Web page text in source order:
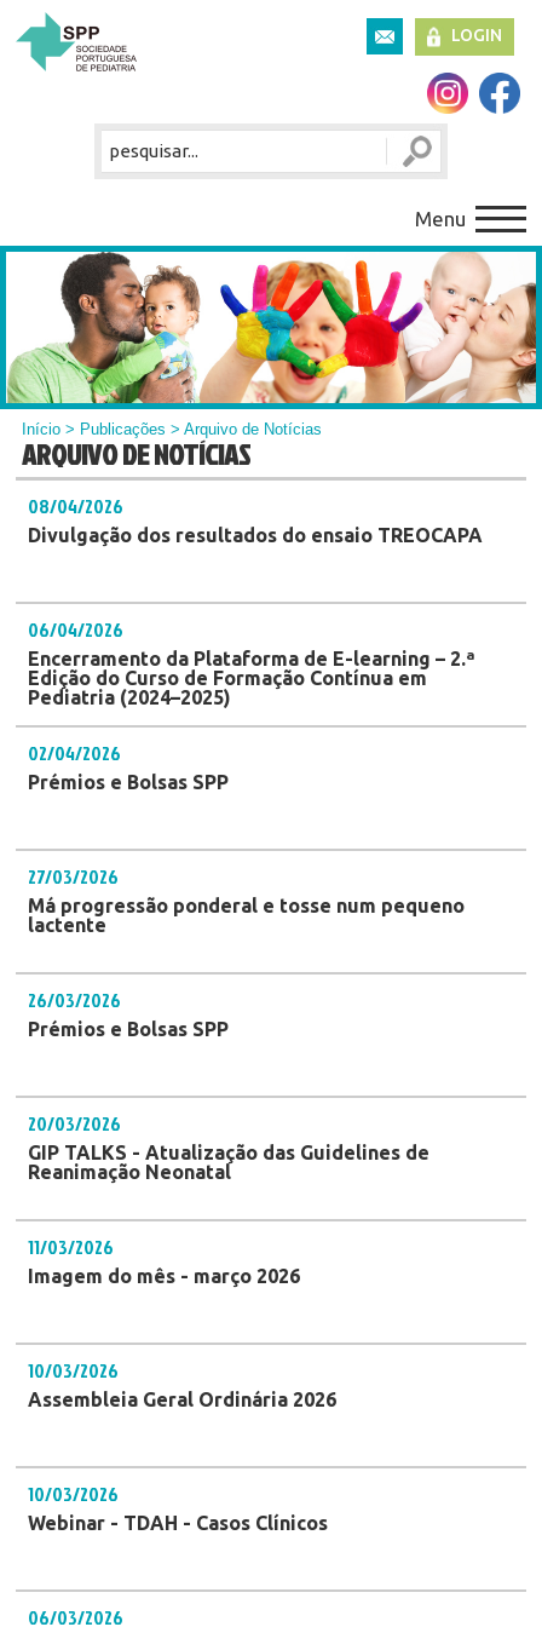
LOGIN
Menu
Início > Publicações > Arquivo de Notícias
ARQUIVO DE NOTÍCIAS
08/04/2026
Divulgação dos resultados do ensaio TREOCAPA
06/04/2026
Encerramento da Plataforma de E-learning – 2.ª
Edição do Curso de Formação Contínua em
Pediatria (2024–2025)
02/04/2026
Prémios e Bolsas SPP
27/03/2026
Má progressão ponderal e tosse num pequeno
lactente
26/03/2026
Prémios e Bolsas SPP
20/03/2026
GIP TALKS - Atualização das Guidelines de
Reanimação Neonatal
11/03/2026
Imagem do mês - março 2026
10/03/2026
Assembleia Geral Ordinária 2026
10/03/2026
Webinar - TDAH - Casos Clínicos
06/03/2026